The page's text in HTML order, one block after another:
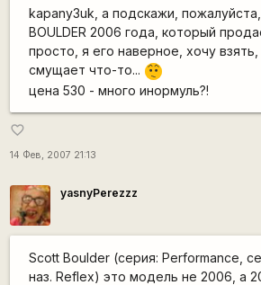
kapanу3uk, а подскажи,
BOULDER 2006 года, который
просто, я его наверное, хочу
смущает что-то... :-/
цена 530 - много инормуль?!
favorite_border
14 Фев, 2007 21:13
yasnyPerezzz
Scott Boulder (серия: Performance,
наз. Reflex) это модель не 2006, а